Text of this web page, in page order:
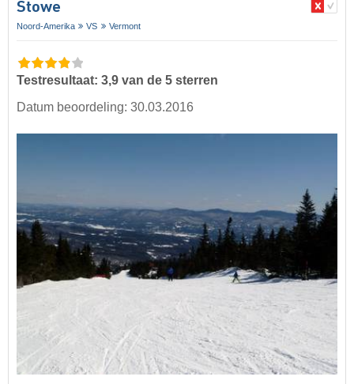
Stowe
Noord-Amerika VS Vermont
Testresultaat: 3,9 van de 5 sterren
Datum beoordeling: 30.03.2016